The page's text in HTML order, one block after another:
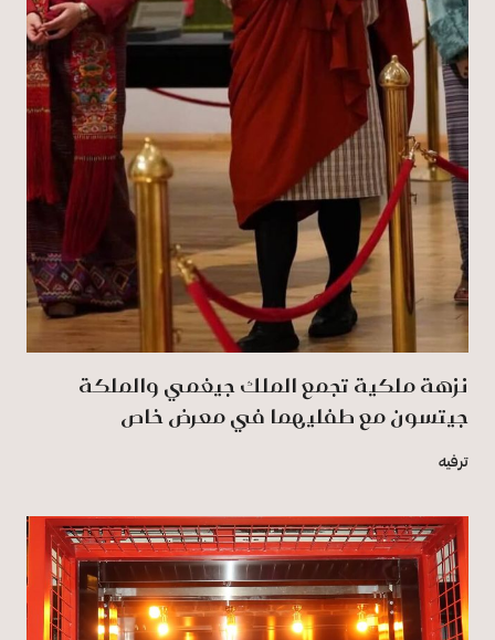
نزهة ملكية تجمع الملك جيغمي والملكة
جيتسون مع طفليهما في معرض خاص
ترفيه